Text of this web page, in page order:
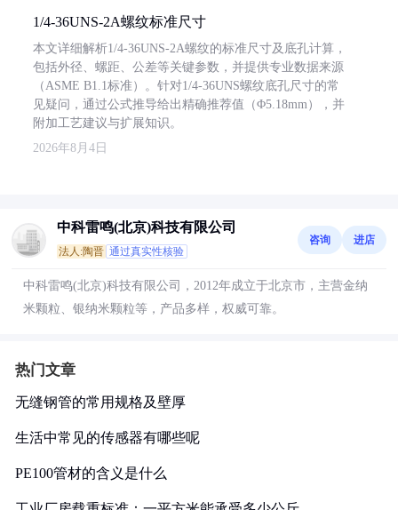
1/4-36UNS-2A螺纹标准尺寸
本文详细解析1/4-36UNS-2A螺纹的标准尺寸及底孔计算，
包括外径、螺距、公差等关键参数，并提供专业数据来源
（ASME B1.1标准）。针对1/4-36UNS螺纹底孔尺寸的常
见疑问，通过公式推导给出精确推荐值（Φ5.18mm），并
附加工艺建议与扩展知识。
2026年8月4日
中科雷鸣(北京)科技有限公司
法人:陶晋 通过真实性核验
咨询 进店
中科雷鸣(北京)科技有限公司，2012年成立于北京市，主营金纳
米颗粒、银纳米颗粒等，产品多样，权威可靠。
热门文章
无缝钢管的常用规格及壁厚
生活中常见的传感器有哪些呢
PE100管材的含义是什么